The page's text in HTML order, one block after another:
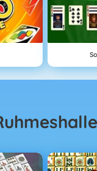
Ruhmeshalle